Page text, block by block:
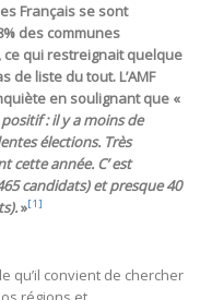
Français se sont
des communes
ce qui restreignait quelque
de liste du tout. L’AMF
en soulignant que «
: il y a moins de
élections. Très
cette année. C’ est
candidats) et presque 40
»[1]
qu’il convient de chercher